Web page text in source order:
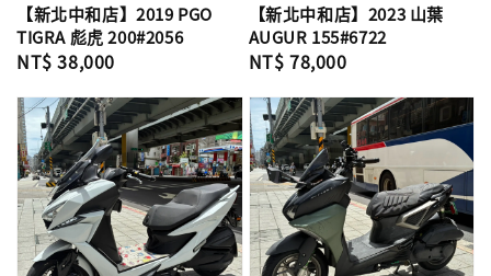
【新北中和店】2019 PGO
TIGRA 彪虎 200#2056
Regular
NT$ 38,000
【新北中和店】2023 山葉
AUGUR 155#6722
Regular
NT$ 78,000